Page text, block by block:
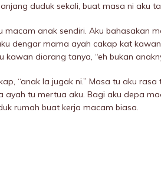
duduk sekali, buat masa ni aku
macam anak sendiri. Aku bahasakan
dengar mama ayah cakap kat
kawan diorang tanya, “eh bukan
“anak la jugak ni.” Masa tu aku
ayah tu mertua aku. Bagi aku depa
rumah buat kerja macam biasa.